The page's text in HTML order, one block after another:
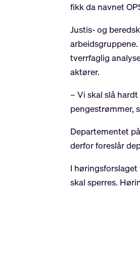
fikk da navnet
Justis- og
tverrfaglig
aktører.
– Vi skal slå
pengestrømmer,
Departementet
derfor foreslår
I
skal sperres.